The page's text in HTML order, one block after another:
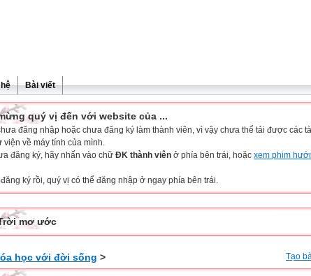
Bài viết
quý vị đến với website của ...
đăng nhập hoặc chưa đăng ký làm thành viên, vì vậy chưa thể tải được các
viện về máy tính của mình.
đăng ký, hãy nhấn vào chữ ĐK thành viên ở phía bên trái, hoặc xem phim
ký rồi, quý vị có thể đăng nhập ở ngay phía bên trái.
mơ ước
học với đời sống > Tạo